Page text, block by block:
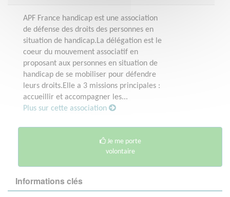
APF France handicap est une association
de défense des droits des personnes en
situation de handicap.La délégation est le
coeur du mouvement associatif en
proposant aux personnes en situation de
handicap de se mobiliser pour défendre
leurs droits.Elle a 3 missions principales :
accueillir et accompagner les...
Plus sur cette association
Je me porte
volontaire
Informations clés